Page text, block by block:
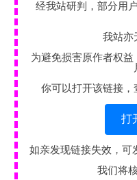
经我站研判，部分用
我站亦
为避免损害原作者权
你可以打开该链接，
打
如亲发现链接失效，可
我们将